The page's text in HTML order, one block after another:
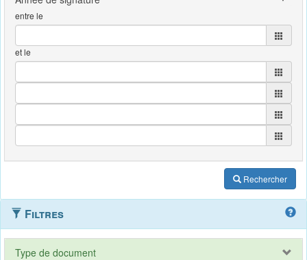
entre le
et le
Rechercher
Filtres
Type de document